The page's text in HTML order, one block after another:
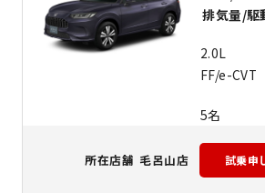
排気量/駆
2.0L
FF/e-CVT
5名
所在店舗 毛呂山店